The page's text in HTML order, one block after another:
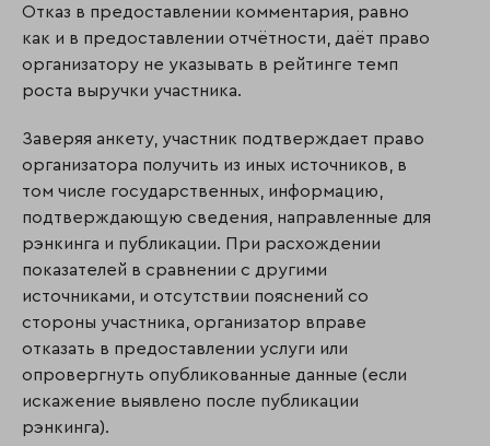
Отказ в предоставлении комментария, равно
как и в предоставлении отчётности, даёт право
организатору не указывать в рейтинге темп
роста выручки участника.
Заверяя анкету, участник подтверждает право
организатора получить из иных источников, в
том числе государственных, информацию,
подтверждающую сведения, направленные для
рэнкинга и публикации. При расхождении
показателей в сравнении с другими
источниками, и отсутствии пояснений со
стороны участника, организатор вправе
отказать в предоставлении услуги или
опровергнуть опубликованные данные (если
искажение выявлено после публикации
рэнкинга).